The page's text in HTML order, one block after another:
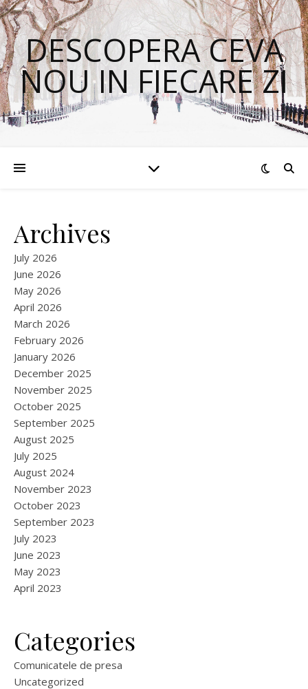
DESCOPERA CEVA
NOU IN FIECARE ZI
Archives
July 2026
June 2026
May 2026
April 2026
March 2026
February 2026
January 2026
December 2025
November 2025
October 2025
September 2025
August 2025
July 2025
August 2024
November 2023
October 2023
September 2023
July 2023
June 2023
May 2023
April 2023
Categories
Comunicatele de presa
Uncategorized